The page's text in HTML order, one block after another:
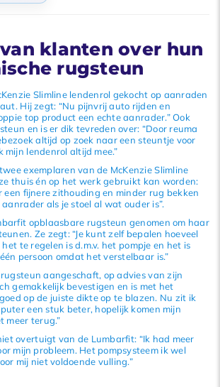
klanten over hun
rugsteun
Slimline lendenrol gekocht op aanraden
Hij zegt: “Nu pijnvrij auto rijden en
top product een echte aanrader.” Ook
en is er dik tevreden over: “Door reuma
altijd op zoek naar een steuntje voor
mijn lendenrol altijd mee.”
exemplaren van de McKenzie Slimline
thuis én op het werk gebruikt kan worden:
een fijnere zithouding en minder rug bekken
als je stoel al wat ouder is”.
opblaasbare rugsteun genomen om haar
Ze zegt: “Je kunt zelf bepalen hoeveel
te regelen is d.m.v. het pompje en het is
persoon omdat het verstelbaar is.”
aangeschaft, op advies van zijn
gemakkelijk bevestigen en is met het
op de juiste dikte op te blazen. Nu zit ik
een stuk beter, hopelijk komen mijn
meer terug.”
overtuigt van de Lumbarfit: “Ik had meer
mijn probleem. Het pompsysteem ik wel
mij niet voldoende vulling.”